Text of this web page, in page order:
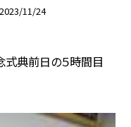
2023/11/24
式典前日の５時間目